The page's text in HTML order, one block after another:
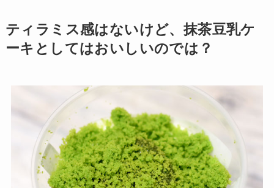
ティラミス感はないけど、抹茶豆乳ケ
ーキとしてはおいしいのでは？